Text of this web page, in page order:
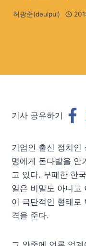
허광준(deulpul)
기사 공유하기
기업인 출신 정치인
명에게 돈다발을 안
고 있다. 부패한 한
일은 비밀도 아니고
이 극단적인 형태로
격을 준다.